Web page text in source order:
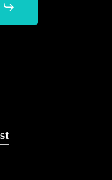
voor
zorg.